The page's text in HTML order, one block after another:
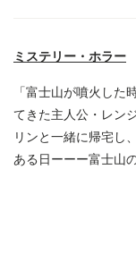
ミステリー・ホラー
「富士山が噴火し
てきた主人公・レン
リンと一緒に帰宅し
ある日ーーー富士山